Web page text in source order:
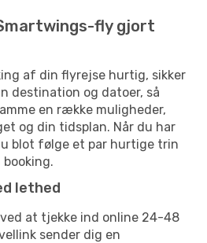
fly gjort
af din flyrejse hurtig, sikker
destination og datoer, så
en række muligheder,
og din tidsplan. Når du har
blot følge et par hurtige trin
lethed
at tjekke ind online 24-48
sender dig en